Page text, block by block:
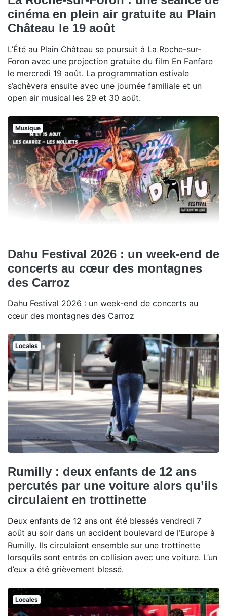
cinéma en plein air gratuite au Plain
Château le 19 août
L’Été au Plain Château se poursuit à La Roche-sur-
Foron avec une projection gratuite du film En Fanfare
le mercredi 19 août. La programmation estivale
s’achèvera ensuite avec une journée familiale et un
open air musical les 29 et 30 août.
Musique
Dahu Festival 2026 : un week-end de
concerts au cœur des montagnes
des Carroz
Dahu Festival 2026 : un week-end de concerts au
cœur des montagnes des Carroz
Locales
Rumilly : deux enfants de 12 ans
percutés par une voiture alors qu’ils
circulaient en trottinette
Deux enfants de 12 ans ont été blessés vendredi 7
août au soir dans un accident boulevard de l’Europe à
Rumilly. Ils circulaient ensemble sur une trottinette
lorsqu’ils sont entrés en collision avec une voiture. L’un
d’eux a été grièvement blessé.
Locales